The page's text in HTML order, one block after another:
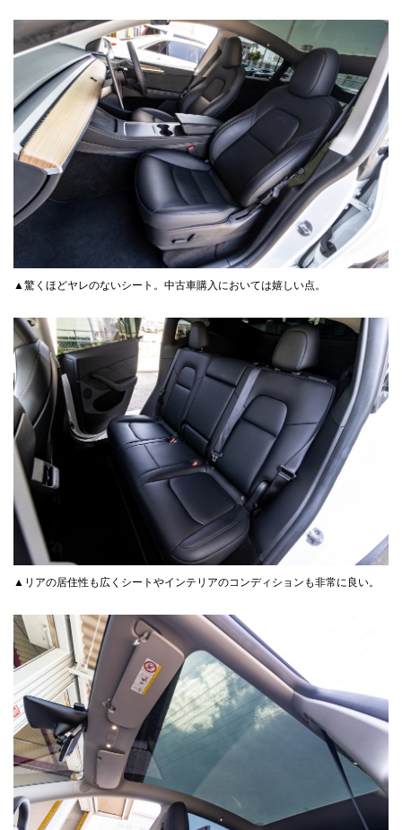
▲驚くほどヤレのないシート。中古車購入においては嬉しい点。
▲リアの居住性も広くシートやインテリアのコンディションも非常に良い。